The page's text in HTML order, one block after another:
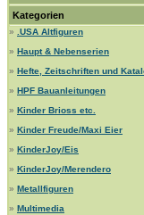
Kategorien
»
.USA Altfiguren
» Haupt & Nebenserien
» Hefte, Zeitschriften und
» HPF Bauanleitungen
» Kinder Brioss etc.
» Kinder Freude/Maxi Eier
» KinderJoy/Eis
» KinderJoy/Merendero
» Metallfiguren
» Multimedia